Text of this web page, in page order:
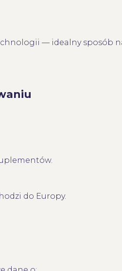
— idealny sposób
do Europy.